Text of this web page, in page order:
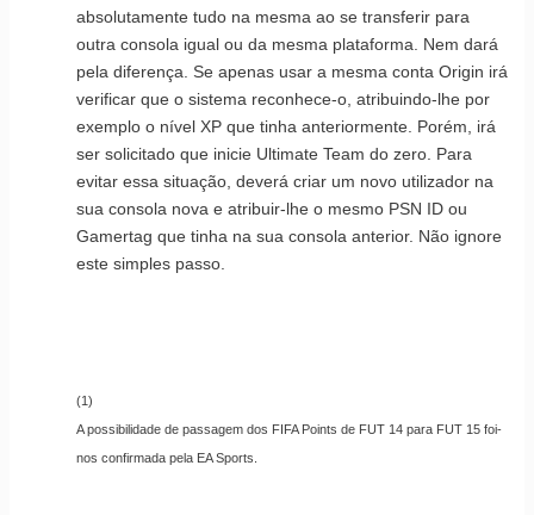
absolutamente tudo na mesma ao se transferir para
outra consola igual ou da mesma plataforma. Nem dará
pela diferença. Se apenas usar a mesma conta Origin irá
verificar que o sistema reconhece-o, atribuindo-lhe por
exemplo o nível XP que tinha anteriormente. Porém, irá
ser solicitado que inicie Ultimate Team do zero. Para
evitar essa situação, deverá criar um novo utilizador na
sua consola nova e atribuir-lhe o mesmo PSN ID ou
Gamertag que tinha na sua consola anterior. Não ignore
este simples passo.
(1)
A possibilidade de passagem dos FIFA Points de FUT 14 para FUT 15 foi-
nos confirmada pela EA Sports.